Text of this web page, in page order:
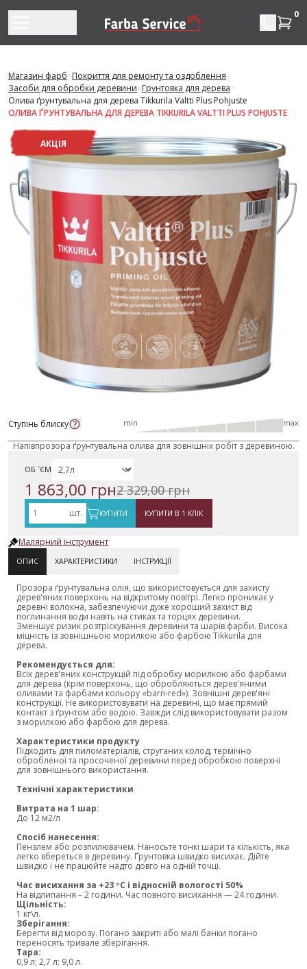
0
Магазин фарб>Покриття для ремонту та оздоблення>
Засоби для обробки деревини>Грунтовка для дерева>
Олива ґрунтувальна для дерева Tikkurila Valtti Plus Pohjuste
ОЛИВА ҐРУНТУВАЛЬНА ДЛЯ ДЕРЕВА TIKKURILA VALTTI PLUS POHJUSTE
АКЦІЯ
Ступінь блиску min max
Напівпрозора ґрунтувальна олива для зовнішніх робіт з деревиною.
ОБ `ЄМ
1 863,00 грн2 329,00 грн
шт. КУПИТИ КУПИТИ В 1 КЛІК
Малярний інструмент
ОПИС ХАРАКТЕРИСТИКИ ІНСТРУКЦІЇ
Прозора ґрунтувальна олія, що використовується для захисту
дерев'яних поверхонь на відкритому повітрі. Легко проникає у
деревні волокна, забезпечуючи дуже хороший захист від
поглинання води навіть на стиках та торцях деревини.
Зменшує ризик розтріскування деревини та шарів фарби. Висока
міцність із зовнішньою морилкою або фарбою Tikkurila для
дерева.
Рекомендується для:
Всіх дерев'яних конструкцій під обробку морилкою або фарбами
для дерева (крім поверхонь, що обробляються дерев'яними
оливами та фарбами кольору «barn-red»). Зовнішні дерев'яні
конструкції. Не використовувати на деревині, що має прямий
контакт з ґрунтом або водою. Завжди слід використовувати разом
з морилкою або фарбою для дерева.
Характеристики продукту
Підходить для пиломатеріалів, струганих колод, термічно
обробленої та просоченої деревини перед обробкою поверхні
для зовнішнього використання.
Технічні характеристики
Витрата на 1 шар:
До 12 м2/л
Спосіб нанесення:
Пензлем або розпилювачем. Наносьте тонкі шари та кількість, яка
легко вбереться в деревину. Ґрунтовка швидко висихає. Дійте
швидко і не працюйте надто довго на одній точці.
Час висихання за +23 ºС і відносній вологості 50%
На відлипання – 2 години. Час повного висихання — 24 години.
Щільність:
1 кг\л.
Зберігання:
Берегти від морозу. Погано закриті або малі банки погано
переносять тривале зберігання.
Тара:
0,9 л; 2,7 л; 9,0 л.